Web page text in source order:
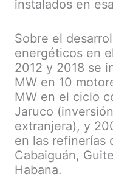
instalados en
Sobre el
energéticos en
2012 y 2018 se
MW en 10
MW en el ciclo
Jaruco
extranjera), y
en las refinerías
Cabaiguán,
Habana.